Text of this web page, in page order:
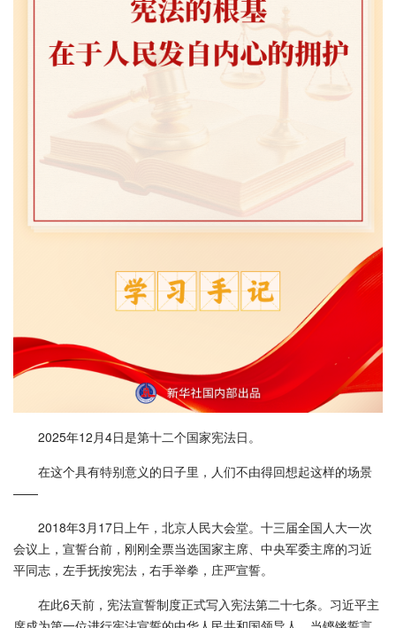
2025年12月4日是第十二个国家宪法日。
在这个具有特别意义的日子里，人们不由得回想起这样的场景
——
2018年3月17日上午，北京人民大会堂。十三届全国人大一次
会议上，宣誓台前，刚刚全票当选国家主席、中央军委主席的习近
平同志，左手抚按宪法，右手举拳，庄严宣誓。
在此6天前，宪法宣誓制度正式写入宪法第二十七条。习近平主